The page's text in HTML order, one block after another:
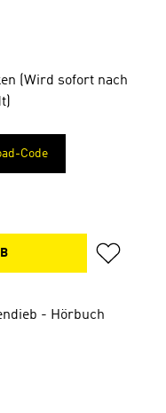
(Wird sofort nach
Code